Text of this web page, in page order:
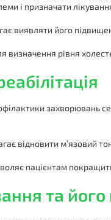
і призначати
виявляти його
визначення рівня
захворювань
відновити
пацієнтам
та його